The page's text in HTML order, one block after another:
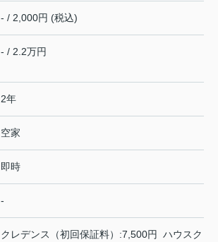
- / 2,000円 (税込)
- / 2.2万円
2年
空家
即時
-
クレデンス（初回保証料）:7,500円 ハウスク